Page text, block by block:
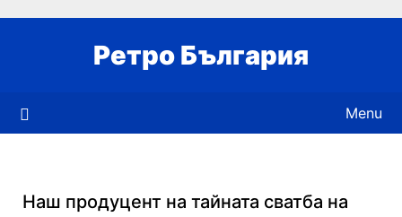
Ретро България
Menu
Наш продуцент на тайната сватба на